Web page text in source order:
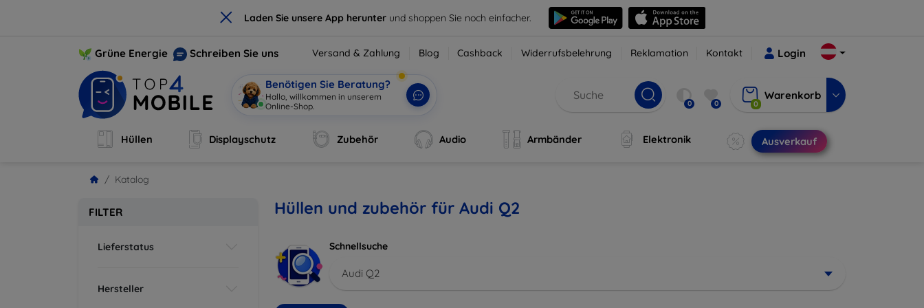
× Laden Sie unsere App herunter und shoppen Sie noch einfacher.
Grüne Energie Schreiben Sie uns Versand & Zahlung Blog Cashback Widerrufsbelehrung Reklamation Kontakt Login
Benötigen Sie Beratung?
Hallo, willkommen in unserem
Online-Shop.
0 0 0
Warenkorb
Hüllen Displayschutz Zubehör Audio Armbänder Elektronik Ausverkauf
Katalog
FILTER
Lieferstatus
Hersteller
Hüllen und zubehör für Audi Q2
Schnellsuche
Audi Q2